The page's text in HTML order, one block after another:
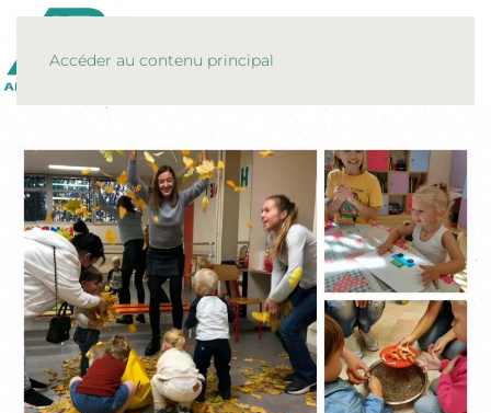
Accéder au contenu principal